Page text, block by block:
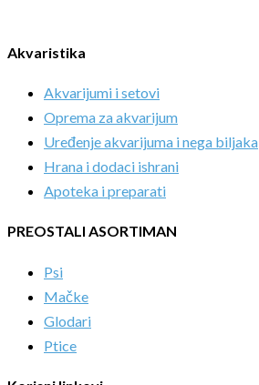
Akvaristika
Akvarijumi i setovi
Oprema za akvarijum
Uređenje akvarijuma i nega biljaka
Hrana i dodaci ishrani
Apoteka i preparati
PREOSTALI ASORTIMAN
Psi
Mačke
Glodari
Ptice